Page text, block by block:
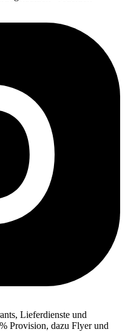
Lieferdienste und
Provision, dazu Flyer und